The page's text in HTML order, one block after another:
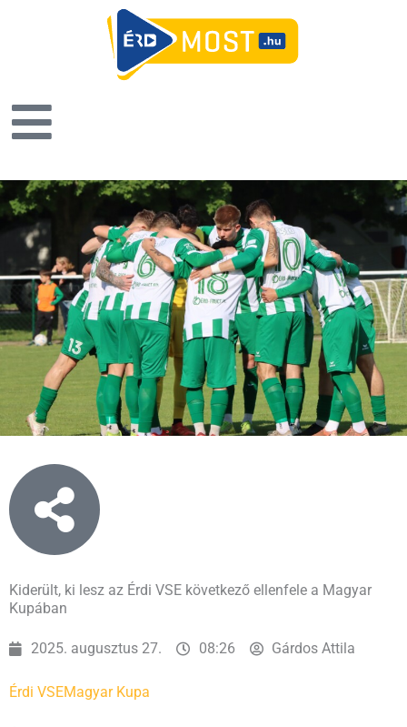
Kiderült, ki lesz az Érdi VSE következő ellenfele a Magyar
Kupában
2025. augusztus 27. 08:26 Gárdos Attila
Érdi VSEMagyar Kupa